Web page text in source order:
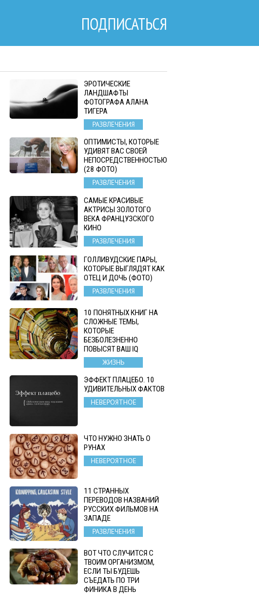
ПОДПИСАТЬСЯ
ЭРОТИЧЕСКИЕ
ЛАНДШАФТЫ
ФОТОГРАФА АЛАНА
ТИГЕРА
РАЗВЛЕЧЕНИЯ
ОПТИМИСТЫ, КОТОРЫЕ
УДИВЯТ ВАС СВОЕЙ
НЕПОСРЕДСТВЕННОСТЬЮ
(28 ФОТО)
РАЗВЛЕЧЕНИЯ
САМЫЕ КРАСИВЫЕ
АКТРИСЫ ЗОЛОТОГО
ВЕКА ФРАНЦУЗСКОГО
КИНО
РАЗВЛЕЧЕНИЯ
ГОЛЛИВУДСКИЕ ПАРЫ,
КОТОРЫЕ ВЫГЛЯДЯТ КАК
ОТЕЦ И ДОЧЬ (ФОТО)
РАЗВЛЕЧЕНИЯ
10 ПОНЯТНЫХ КНИГ НА
СЛОЖНЫЕ ТЕМЫ,
КОТОРЫЕ
БЕЗБОЛЕЗНЕННО
ПОВЫСЯТ ВАШ IQ
ЖИЗНЬ
ЭФФЕКТ ПЛАЦЕБО. 10
УДИВИТЕЛЬНЫХ ФАКТОВ
НЕВЕРОЯТНОЕ
ЧТО НУЖНО ЗНАТЬ О
РУНАХ
НЕВЕРОЯТНОЕ
11 СТРАННЫХ
ПЕРЕВОДОВ НАЗВАНИЙ
РУССКИХ ФИЛЬМОВ НА
ЗАПАДЕ
РАЗВЛЕЧЕНИЯ
ВОТ ЧТО СЛУЧИТСЯ С
ТВОИМ ОРГАНИЗМОМ,
ЕСЛИ ТЫ БУДЕШЬ
СЪЕДАТЬ ПО ТРИ
ФИНИКА В ДЕНЬ